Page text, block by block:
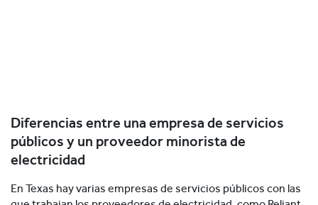
Diferencias entre una empresa de servicios
públicos y un proveedor minorista de
electricidad
En Texas hay varias empresas de servicios públicos con las